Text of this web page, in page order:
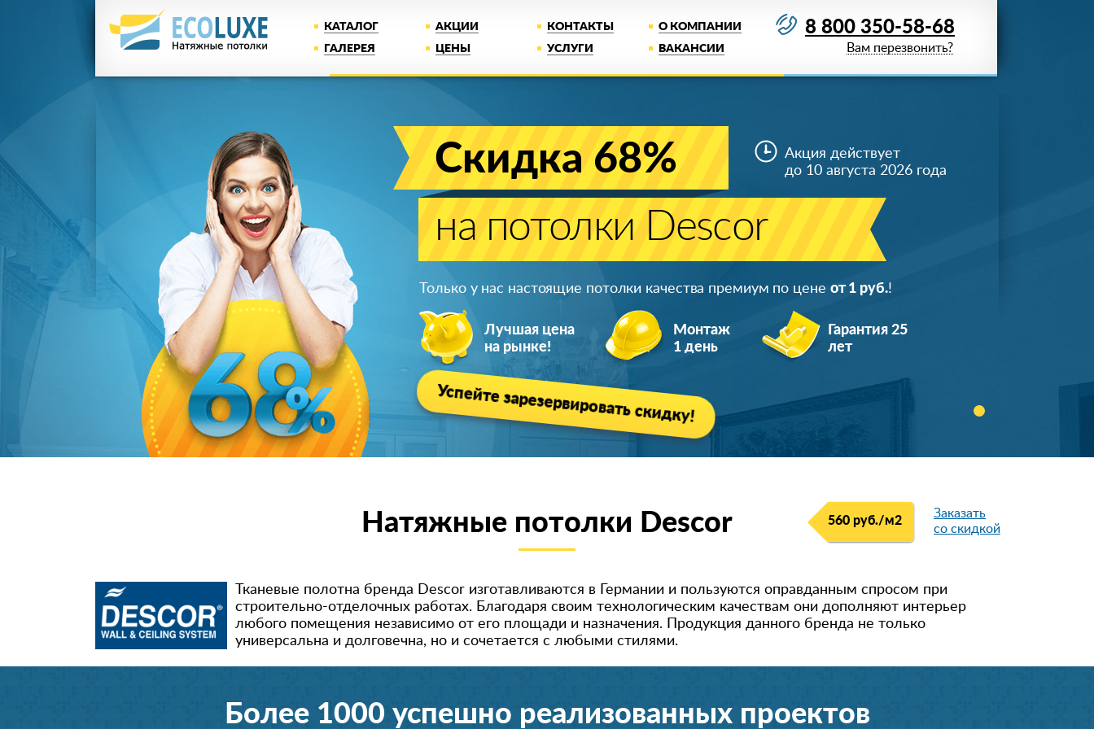
КАТАЛОГ АКЦИИ КОНТАКТЫ
О КОМПАНИИ
ГАЛЕРЕЯ
ЦЕНЫ УСЛУГИ ВАКАНСИИ
8 800 350-58-68
Вам перезвонить?
Скидка 68%
на потолки Descor
Акция действует
до 10 августа 2026 года
Только у нас настоящие потолки качества премиум по цене от 1 руб.!
Лучшая цена
на рынке!
Монтаж
1 день
Гарантия 25
лет
Успейте зарезервировать скидку!
560 руб./м2
Заказать
со скидкой
Натяжные потолки Descor
Тканевые полотна бренда Descor изготавливаются в Германии и пользуются оправданным спросом при
строительно-отделочных работах. Благодаря своим технологическим качествам они дополняют интерьер
любого помещения независимо от его площади и назначения. Продукция данного бренда не только
универсальна и долговечна, но и сочетается с любыми стилями.
Более 1000 успешно реализованных проектов